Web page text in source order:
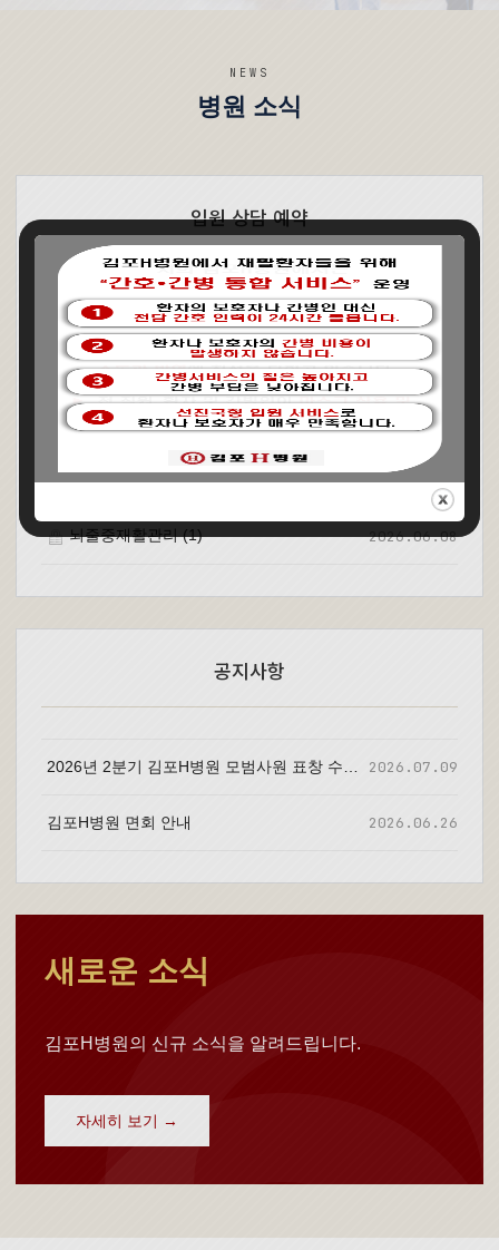
NEWS
병원 소식
입원 상담 예약
재활치료 입원 상담 (1) 2026.08.05
안녕하세요.(1) 2026.07.20
양쪽 무릎 인공관절 수술 후 재활치료 입원 가능 여 (2)
2026.07.13
재활문의 드립니다(1) 2026.06.24
뇌줄중재활관리(1) 2026.06.08
공지사항
2026년 2분기 김포H병원 모범사원 표창 수여식 2026.07.09
김포H병원 면회 안내 2026.06.26
새로운 소식
김포H병원의 신규 소식을 알려드립니다.
자세히 보기 →